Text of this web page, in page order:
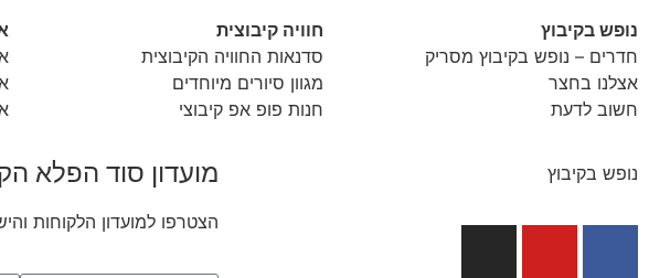
נופש בקיבוץ
חדרים – נופש בקיבוץ מסריק
אצלנו בחצר
חשוב לדעת
חוויה קיבוצית
סדנאות החוויה הקיבוצית
מגוון סיורים מיוחדים
חנות פופ אפ קיבוצי
נופש בקיבוץ מועדון סוד הפלא
הצטרפו למועדון הלקוחות